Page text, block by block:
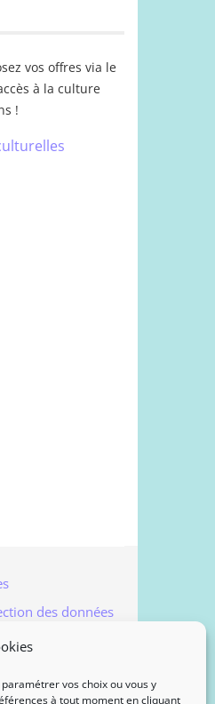
vos choix ou vous y
à tout moment en cliquant
vos offres via le
à la culture
!
des données
personnelles